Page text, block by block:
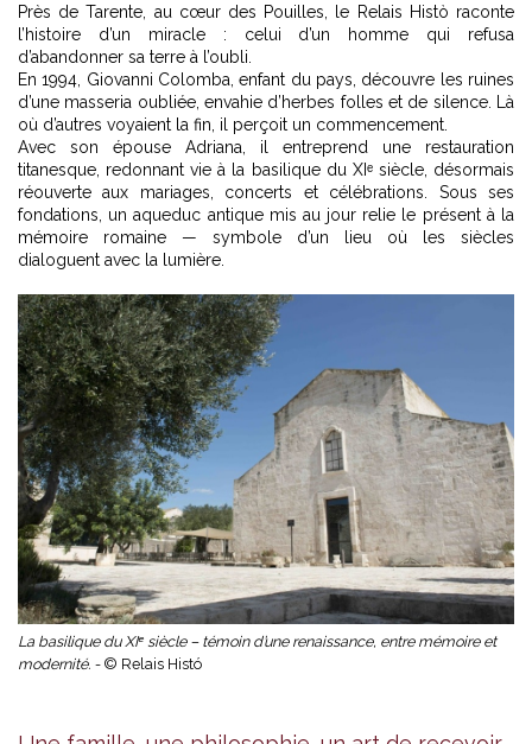
Près de Tarente, au cœur des Pouilles , le Relais Histò raconte
l’histoire d’un miracle : celui d’un homme qui refusa
d’abandonner sa terre à l’oubli.
En 1994, Giovanni Colomba, enfant du pays, découvre les ruines
d’une masseria oubliée, envahie d’herbes folles et de silence. Là
où d’autres voyaient la fin, il perçoit un commencement.
Avec son épouse Adriana, il entreprend une restauration
titanesque, redonnant vie à la basilique du XIᵉ siècle, désormais
réouverte aux mariages, concerts et célébrations. Sous ses
fondations, un aqueduc antique mis au jour relie le présent à la
mémoire romaine — symbole d’un lieu où les siècles
dialoguent avec la lumière.
La basilique du XIᵉ siècle – témoin d’une renaissance, entre mémoire et
modernité. - © Relais Histó